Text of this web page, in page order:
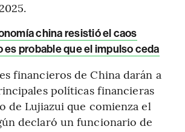
china resistió el caos
es probable que el impulso ceda
financieros de China darán a
políticas financieras
de Lujiazui que comienza el
declaró un funcionario de